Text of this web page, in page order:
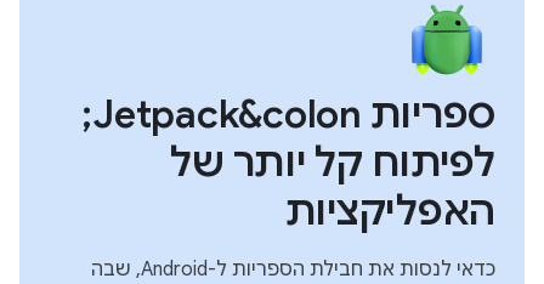
ספריות Jetpack&colon;
לפיתוח קל יותר של
האפליקציות
כדאי לנסות את חבילת הספריות ל-Android, שבה